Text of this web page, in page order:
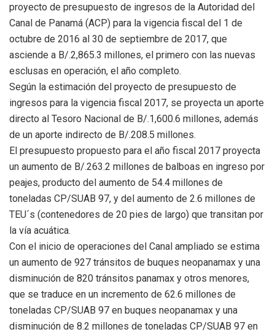
proyecto de presupuesto de ingresos de la Autoridad del
Canal de Panamá (ACP) para la vigencia fiscal del 1 de
octubre de 2016 al 30 de septiembre de 2017, que
asciende a B/.2,865.3 millones, el primero con las nuevas
esclusas en operación, el año completo.
Según la estimación del proyecto de presupuesto de
ingresos para la vigencia fiscal 2017, se proyecta un aporte
directo al Tesoro Nacional de B/.1,600.6 millones, además
de un aporte indirecto de B/.208.5 millones.
El presupuesto propuesto para el año fiscal 2017 proyecta
un aumento de B/.263.2 millones de balboas en ingreso por
peajes, producto del aumento de 54.4 millones de
toneladas CP/SUAB 97, y del aumento de 2.6 millones de
TEU´s (contenedores de 20 pies de largo) que transitan por
la vía acuática.
Con el inicio de operaciones del Canal ampliado se estima
un aumento de 927 tránsitos de buques neopanamax y una
disminución de 820 tránsitos panamax y otros menores,
que se traduce en un incremento de 62.6 millones de
toneladas CP/SUAB 97 en buques neopanamax y una
disminución de 8.2 millones de toneladas CP/SUAB 97 en